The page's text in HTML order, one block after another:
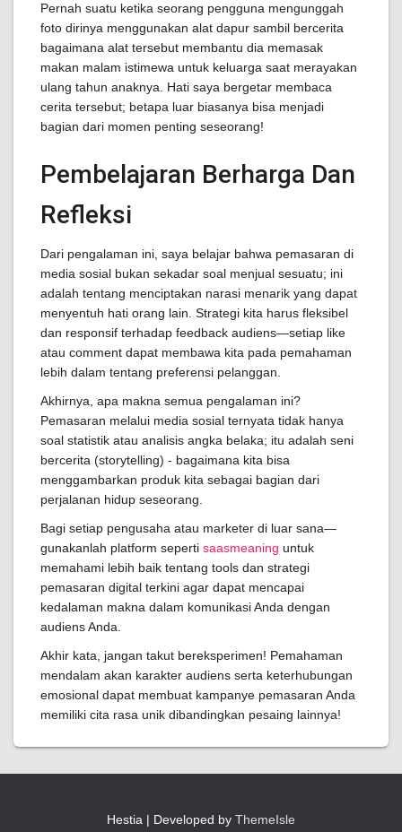
Pernah suatu ketika seorang pengguna mengunggah
foto dirinya menggunakan alat dapur sambil bercerita
bagaimana alat tersebut membantu dia memasak
makan malam istimewa untuk keluarga saat merayakan
ulang tahun anaknya. Hati saya bergetar membaca
cerita tersebut; betapa luar biasanya bisa menjadi
bagian dari momen penting seseorang!
Pembelajaran Berharga Dan
Refleksi
Dari pengalaman ini, saya belajar bahwa pemasaran di
media sosial bukan sekadar soal menjual sesuatu; ini
adalah tentang menciptakan narasi menarik yang dapat
menyentuh hati orang lain. Strategi kita harus fleksibel
dan responsif terhadap feedback audiens—setiap like
atau comment dapat membawa kita pada pemahaman
lebih dalam tentang preferensi pelanggan.
Akhirnya, apa makna semua pengalaman ini?
Pemasaran melalui media sosial ternyata tidak hanya
soal statistik atau analisis angka belaka; itu adalah seni
bercerita (storytelling) - bagaimana kita bisa
menggambarkan produk kita sebagai bagian dari
perjalanan hidup seseorang.
Bagi setiap pengusaha atau marketer di luar sana—
gunakanlah platform seperti saasmeaning untuk
memahami lebih baik tentang tools dan strategi
pemasaran digital terkini agar dapat mencapai
kedalaman makna dalam komunikasi Anda dengan
audiens Anda.
Akhir kata, jangan takut bereksperimen! Pemahaman
mendalam akan karakter audiens serta keterhubungan
emosional dapat membuat kampanye pemasaran Anda
memiliki cita rasa unik dibandingkan pesaing lainnya!
Hestia | Developed by ThemeIsle